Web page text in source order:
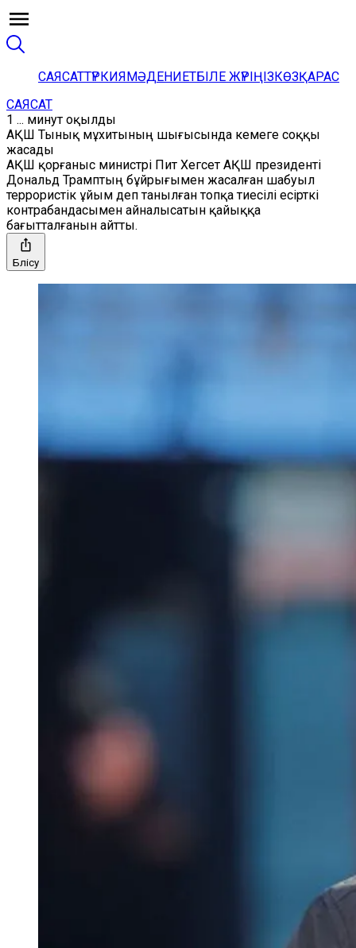
САЯСАТТҮРКИЯМӘДЕНИЕТБІЛЕ ЖҮРІҢІЗКӨЗҚАРАС
САЯСАТ
1 ... минут оқылды
АҚШ Тынық мұхитының шығысында кемеге соққы
жасады
АҚШ қорғаныс министрі Пит Хегсет АҚШ президенті
Дональд Трамптың бұйрығымен жасалған шабуыл
террористік ұйым деп танылған топқа тиесілі есірткі
контрабандасымен айналысатын қайыққа
бағытталғанын айтты.
Бөлісу